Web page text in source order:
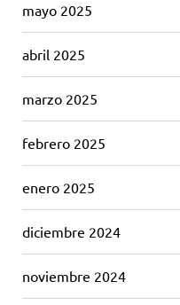
mayo 2025
abril 2025
marzo 2025
febrero 2025
enero 2025
diciembre 2024
noviembre 2024